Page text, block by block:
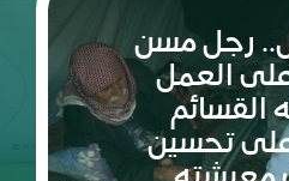
عالم